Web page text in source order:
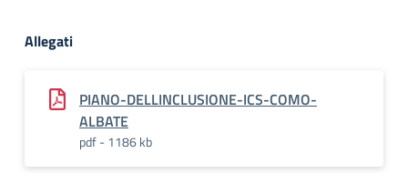
Allegati
PIANO-DELLINCLUSIONE-ICS-COMO-
ALBATE
pdf - 1186 kb